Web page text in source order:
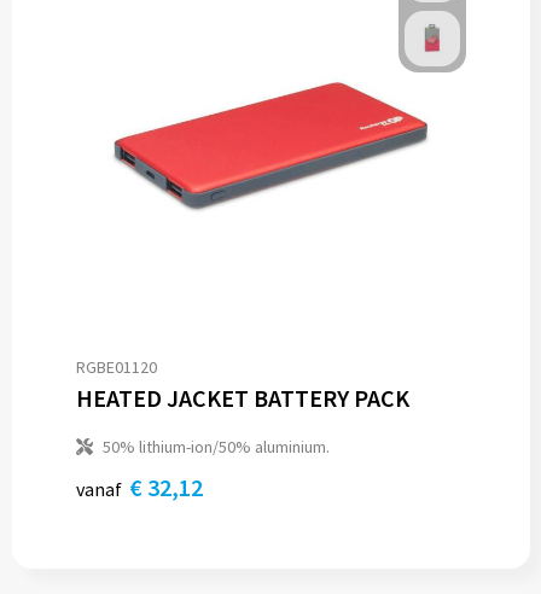
RGBE01120
HEATED JACKET BATTERY PACK
50% lithium-ion/50% aluminium.
vanaf € 32,12